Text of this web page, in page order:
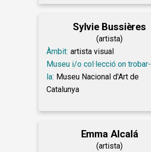
Sylvie Bussières
(artista)
Àmbit: artista visual
Museu i/o col·lecció on trobar-
la: Museu Nacional d'Art de
Catalunya
Emma Alcalá
(artista)